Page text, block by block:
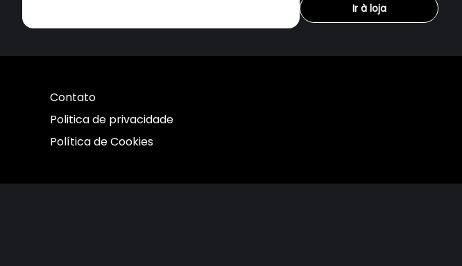
Ir à loja
Contato
Politica de privacidade
Política de Cookies